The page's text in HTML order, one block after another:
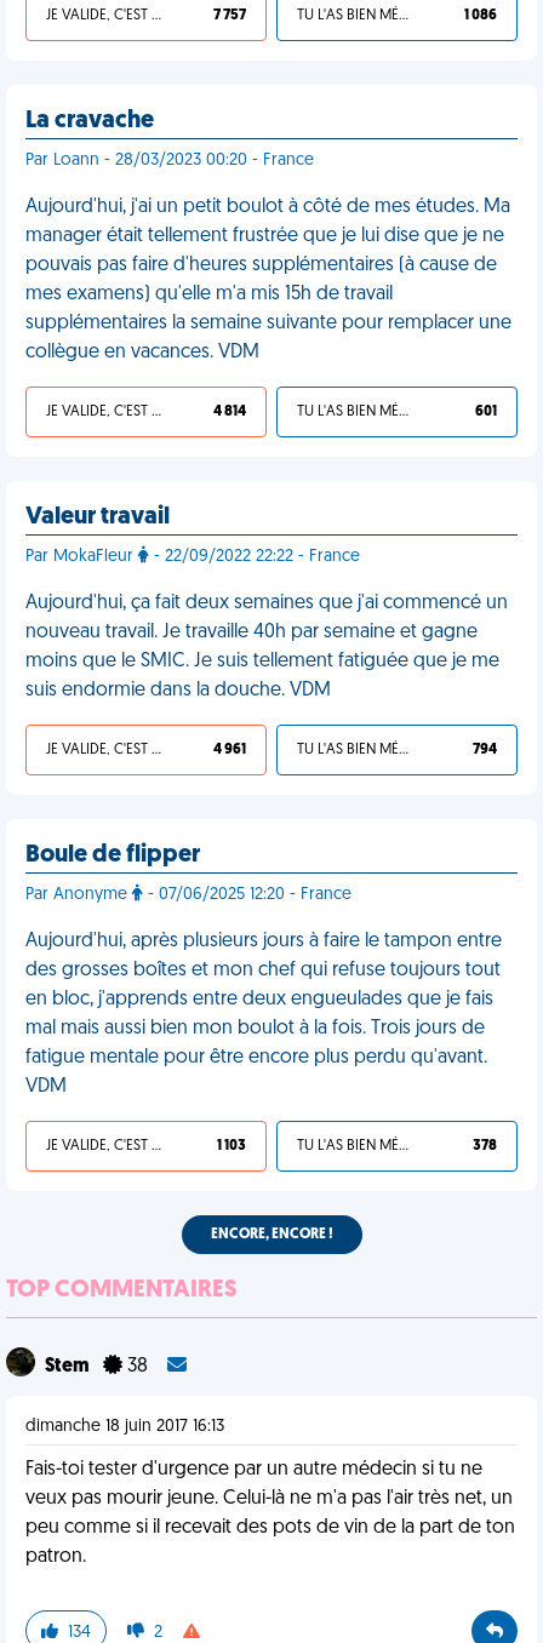
JE VALIDE, C'EST UNE VDM 7 757 TU L'AS BIEN MÉRITÉ 1 086
La cravache
Par Loann - 28/03/2023 00:20 - France
Aujourd'hui, j'ai un petit boulot à côté de mes études. Ma
manager était tellement frustrée que je lui dise que je ne
pouvais pas faire d'heures supplémentaires (à cause de
mes examens) qu'elle m'a mis 15h de travail
supplémentaires la semaine suivante pour remplacer une
collègue en vacances. VDM
JE VALIDE, C'EST UNE VDM 4 814 TU L'AS BIEN MÉRITÉ 601
Valeur travail
Par MokaFleur - 22/09/2022 22:22 - France
Aujourd'hui, ça fait deux semaines que j'ai commencé un
nouveau travail. Je travaille 40h par semaine et gagne
moins que le SMIC. Je suis tellement fatiguée que je me
suis endormie dans la douche. VDM
JE VALIDE, C'EST UNE VDM 4 961 TU L'AS BIEN MÉRITÉ 794
Boule de flipper
Par Anonyme - 07/06/2025 12:20 - France
Aujourd'hui, après plusieurs jours à faire le tampon entre
des grosses boîtes et mon chef qui refuse toujours tout
en bloc, j'apprends entre deux engueulades que je fais
mal mais aussi bien mon boulot à la fois. Trois jours de
fatigue mentale pour être encore plus perdu qu'avant.
VDM
JE VALIDE, C'EST UNE VDM 1 103 TU L'AS BIEN MÉRITÉ 378
ENCORE, ENCORE !
TOP COMMENTAIRES
Stem 38
dimanche 18 juin 2017 16:13
Fais-toi tester d'urgence par un autre médecin si tu ne
veux pas mourir jeune. Celui-là ne m'a pas l'air très net, un
peu comme si il recevait des pots de vin de la part de ton
patron.
134 2